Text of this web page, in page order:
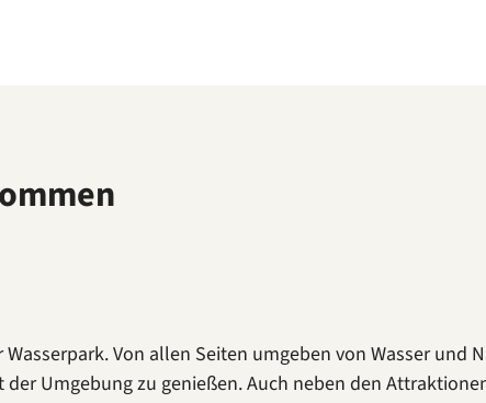
Von allen Seiten umgeben von Wasser und
Umgebung zu genießen. Auch neben den